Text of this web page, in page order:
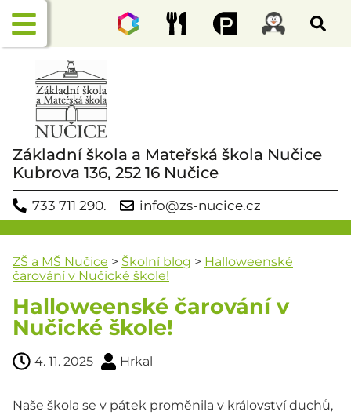
Základní škola a Mateřská škola Nučice
Kubrova 136, 252 16 Nučice
733 711 290. info@zs-nucice.cz
ZŠ a MŠ Nučice > Školní blog > Halloweenské
čarování v Nučické škole!
Halloweenské čarování v
Nučické škole!
4. 11. 2025 Hrkal
Naše škola se v pátek proměnila v království duchů,